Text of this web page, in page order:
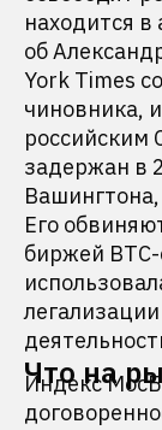
находится
об
York Times
чиновника,
российским
задержан в
Его
биржей
Что на
Индекс